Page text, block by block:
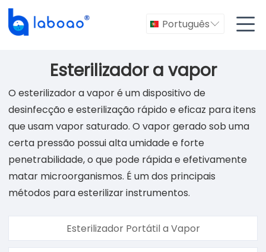
Português 
Esterilizador a vapor
O esterilizador a vapor é um dispositivo de
desinfecção e esterilização rápido e eficaz para itens
que usam vapor saturado. O vapor gerado sob uma
certa pressão possui alta umidade e forte
penetrabilidade, o que pode rápida e efetivamente
matar microorganismos. É um dos principais
métodos para esterilizar instrumentos.
Esterilizador Portátil a Vapor